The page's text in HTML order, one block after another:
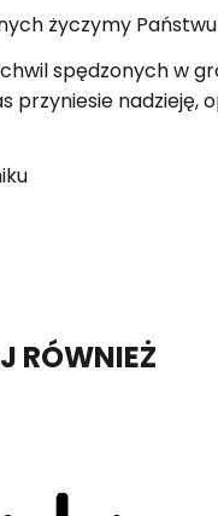
ży­czy­my
spę­dzo­nych w
przy­nie­sie na­dzie­ję,
RÓWNIEŻ